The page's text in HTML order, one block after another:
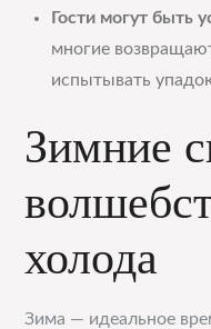
Гости могут быть
многие
испытывать
Зимние
холода
Зима — идеальное